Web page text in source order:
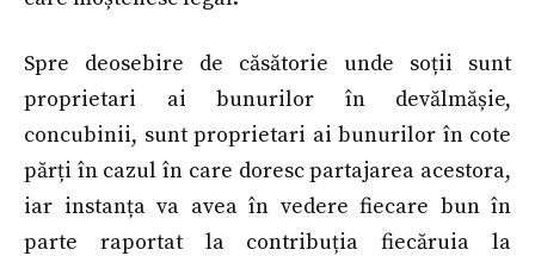
Spre deosebire de căsătorie unde soții sunt
proprietari ai bunurilor în devălmășie,
concubinii, sunt proprietari ai bunurilor în cote
părți în cazul în care doresc partajarea acestora,
iar instanța va avea în vedere fiecare bun în
parte raportat la contribuția fiecăruia la